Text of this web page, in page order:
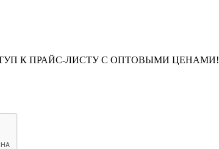
К ПРАЙС-ЛИСТУ С ОПТОВЫМИ ЦЕНАМИ!